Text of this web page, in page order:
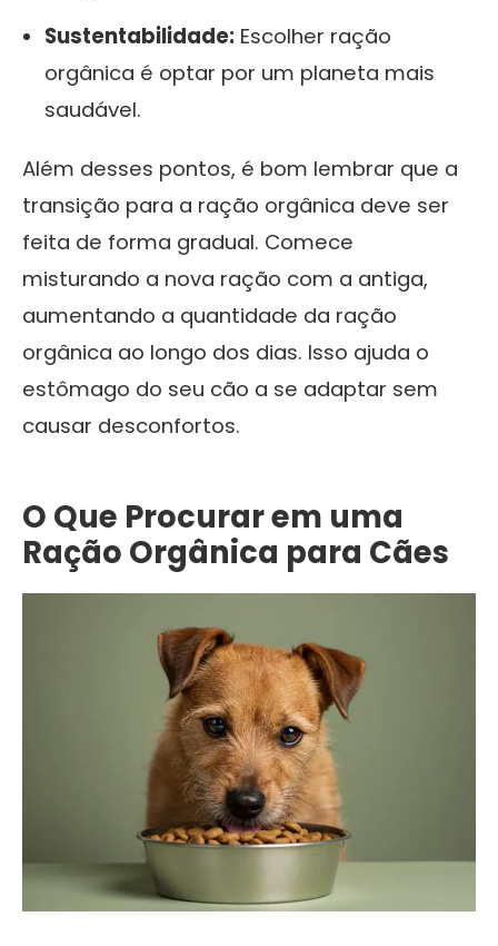
Sustentabilidade: Escolher ração
orgânica é optar por um planeta mais
saudável.
Além desses pontos, é bom lembrar que a
transição para a ração orgânica deve ser
feita de forma gradual. Comece
misturando a nova ração com a antiga,
aumentando a quantidade da ração
orgânica ao longo dos dias. Isso ajuda o
estômago do seu cão a se adaptar sem
causar desconfortos.
O Que Procurar em uma
Ração Orgânica para Cães